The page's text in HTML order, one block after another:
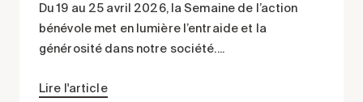
Du 19 au 25 avril 2026, la Semaine de l’action
bénévole met en lumière l’entraide et la
générosité dans notre société....
Lire l'article